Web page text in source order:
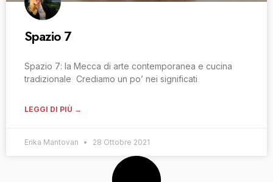
Spazio 7
Spazio 7: la Mecca di arte contemporanea e cucina
tradizionale Crediamo un po’ nei significati
LEGGI DI PIÙ →
Erika Mantovan 28 Ottobre 2021